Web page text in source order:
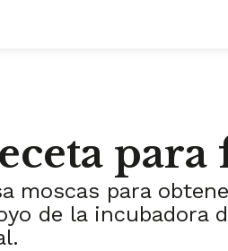
moscas para
de la incubadora